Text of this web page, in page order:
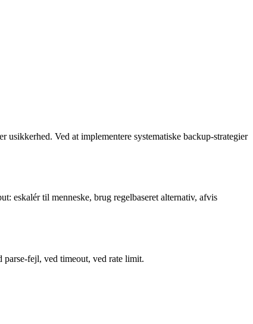
Ved at implementere systematiske backup-strategier
eskalér til menneske, brug regelbaseret alternativ, afvis
fejl, ved timeout, ved rate limit.